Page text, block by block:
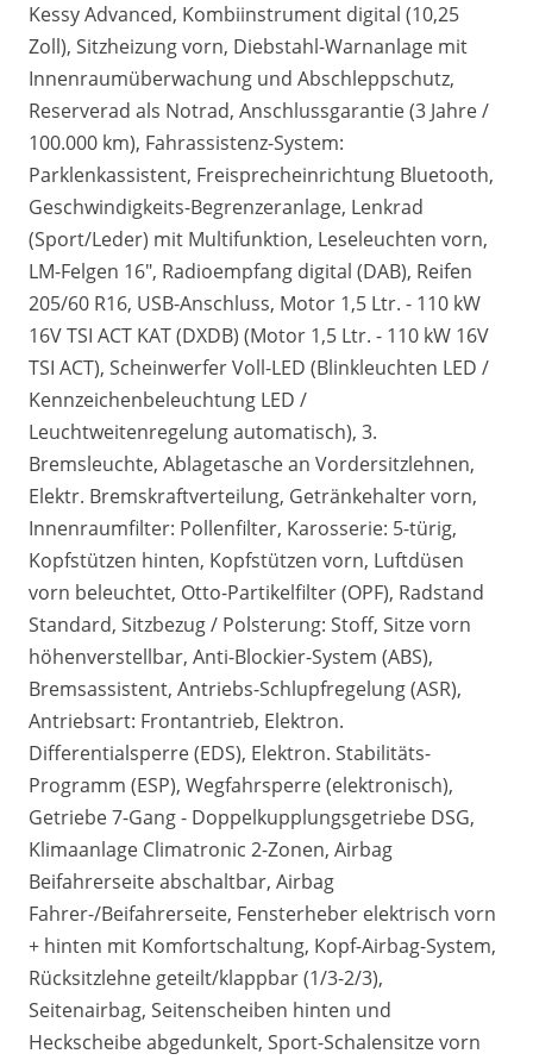
Kessy Advanced, Kombiinstrument digital (10,25
Zoll), Sitzheizung vorn, Diebstahl-Warnanlage mit
Innenraumüberwachung und Abschleppschutz,
Reserverad als Notrad, Anschlussgarantie (3 Jahre /
100.000 km), Fahrassistenz-System:
Parklenkassistent, Freisprecheinrichtung Bluetooth,
Geschwindigkeits-Begrenzeranlage, Lenkrad
(Sport/Leder) mit Multifunktion, Leseleuchten vorn,
LM-Felgen 16", Radioempfang digital (DAB), Reifen
205/60 R16, USB-Anschluss, Motor 1,5 Ltr. - 110 kW
16V TSI ACT KAT (DXDB) (Motor 1,5 Ltr. - 110 kW 16V
TSI ACT), Scheinwerfer Voll-LED (Blinkleuchten LED /
Kennzeichenbeleuchtung LED /
Leuchtweitenregelung automatisch), 3.
Bremsleuchte, Ablagetasche an Vordersitzlehnen,
Elektr. Bremskraftverteilung, Getränkehalter vorn,
Innenraumfilter: Pollenfilter, Karosserie: 5-türig,
Kopfstützen hinten, Kopfstützen vorn, Luftdüsen
vorn beleuchtet, Otto-Partikelfilter (OPF), Radstand
Standard, Sitzbezug / Polsterung: Stoff, Sitze vorn
höhenverstellbar, Anti-Blockier-System (ABS),
Bremsassistent, Antriebs-Schlupfregelung (ASR),
Antriebsart: Frontantrieb, Elektron.
Differentialsperre (EDS), Elektron. Stabilitäts-
Programm (ESP), Wegfahrsperre (elektronisch),
Getriebe 7-Gang - Doppelkupplungsgetriebe DSG,
Klimaanlage Climatronic 2-Zonen, Airbag
Beifahrerseite abschaltbar, Airbag
Fahrer-/Beifahrerseite, Fensterheber elektrisch vorn
+ hinten mit Komfortschaltung, Kopf-Airbag-System,
Rücksitzlehne geteilt/klappbar (1/3-2/3),
Seitenairbag, Seitenscheiben hinten und
Heckscheibe abgedunkelt, Sport-Schalensitze vorn